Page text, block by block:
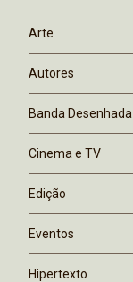
Arte
Autores
Banda Desenhada
Cinema e TV
Edição
Eventos
Hipertexto